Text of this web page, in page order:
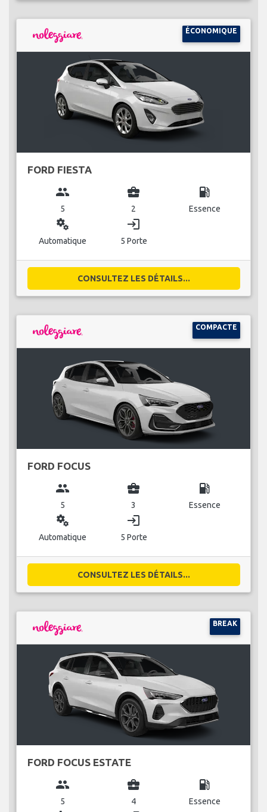
ÉCONOMIQUE
FORD FIESTA
group
5
business_center
2
local_gas_station
Essence
miscellaneous_services
Automatique
login
5 Porte
CONSULTEZ LES DÉTAILS...
COMPACTE
FORD FOCUS
group
5
business_center
3
local_gas_station
Essence
miscellaneous_services
Automatique
login
5 Porte
CONSULTEZ LES DÉTAILS...
BREAK
FORD FOCUS ESTATE
group
5
business_center
4
local_gas_station
Essence